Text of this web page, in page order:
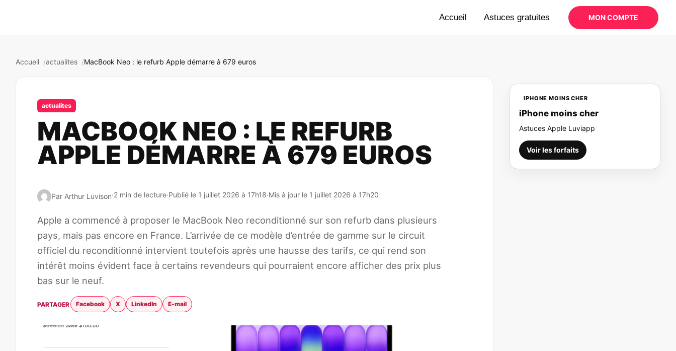
Accueil Astuces gratuites MON COMPTE
Accueil actualites MacBook Neo : le refurb Apple démarre à 679 euros
actualites
MACBOOK NEO : LE REFURB
APPLE DÉMARRE À 679 EUROS
Par Arthur Luvison·2 min de lecture·Publié le 1 juillet 2026 à 17h18·Mis à jour le 1 juillet 2026 à 17h20
Apple a commencé à proposer le MacBook Neo reconditionné sur son refurb dans plusieurs
pays, mais pas encore en France. L’arrivée de ce modèle d’entrée de gamme sur le circuit
officiel du reconditionné intervient toutefois après une hausse des tarifs, ce qui rend son
intérêt moins évident face à certains revendeurs qui pourraient encore afficher des prix plus
bas sur le neuf.
PARTAGER Facebook X LinkedIn E-mail
IPHONE MOINS CHER
iPhone moins cher
Astuces Apple Luviapp
Voir les forfaits